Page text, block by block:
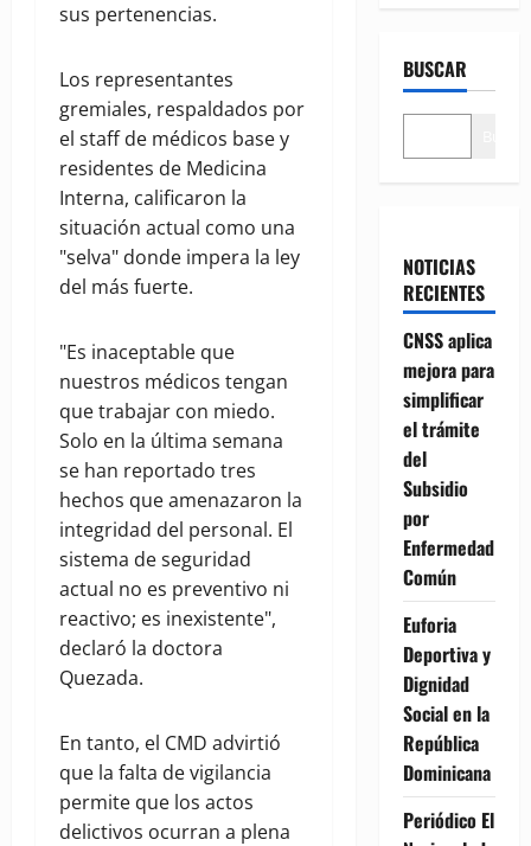
sus pertenencias.
Los representantes
gremiales, respaldados por
el staff de médicos base y
residentes de Medicina
Interna, calificaron la
situación actual como una
"selva" donde impera la ley
del más fuerte.
"Es inaceptable que
nuestros médicos tengan
que trabajar con miedo.
Solo en la última semana
se han reportado tres
hechos que amenazaron la
integridad del personal. El
sistema de seguridad
actual no es preventivo ni
reactivo; es inexistente",
declaró la doctora
Quezada.
En tanto, el CMD advirtió
que la falta de vigilancia
permite que los actos
delictivos ocurran a plena
BUSCAR
NOTICIAS
RECIENTES
CNSS aplica
mejora para
simplificar
el trámite
del
Subsidio
por
Enfermedad
Común
Euforia
Deportiva y
Dignidad
Social en la
República
Dominicana
Periódico El